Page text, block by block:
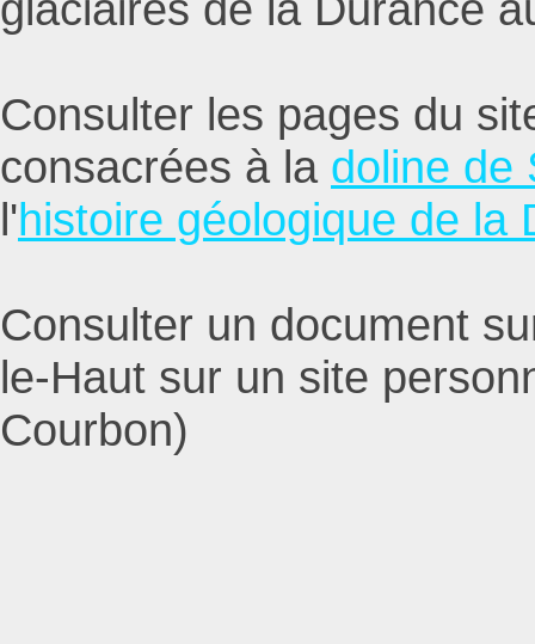
Consulter les pages du
consacrées à la doline de
l'histoire géologique de la
Consulter un document
le-Haut sur un site
Courbon)